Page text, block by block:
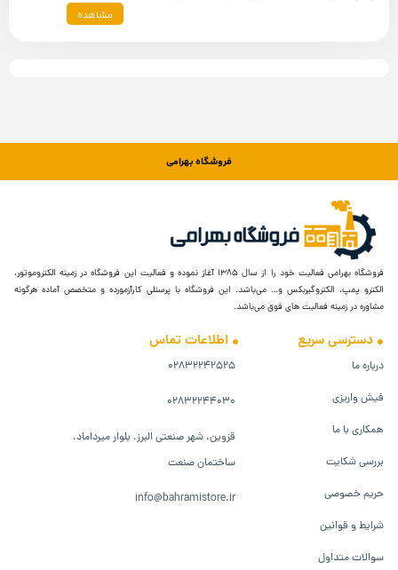
مشاهده
فروشگاه بهرامی
فروشگاه بهرامی فعالیت خود را از سال ۱۳۸۵ آغاز نموده و فعالیت این فروشگاه در زمینه الکتروموتور،
الکترو پمپ، الکتروگیربکس و… می‌باشد. این فروشگاه با پرسنلی کارآزمورده و متخصص آماده هرگونه
مشاوره در زمینه فعالیت های فوق می‌باشد.
دسترسی سریع
درباره ما
فیش واریزی
همکاری با ما
بررسی شکایت
حریم خصوصی
شرایط و قوانین
سوالات متداول
اطلاعات تماس
۰۲۸۳۲۲۴۲۵۲۵
۰۲۸۳۲۲۴۴۰۳۰
قزوین، شهر صنعتی البرز، بلوار میرداماد،
ساختمان صنعت
info@bahramistore.ir